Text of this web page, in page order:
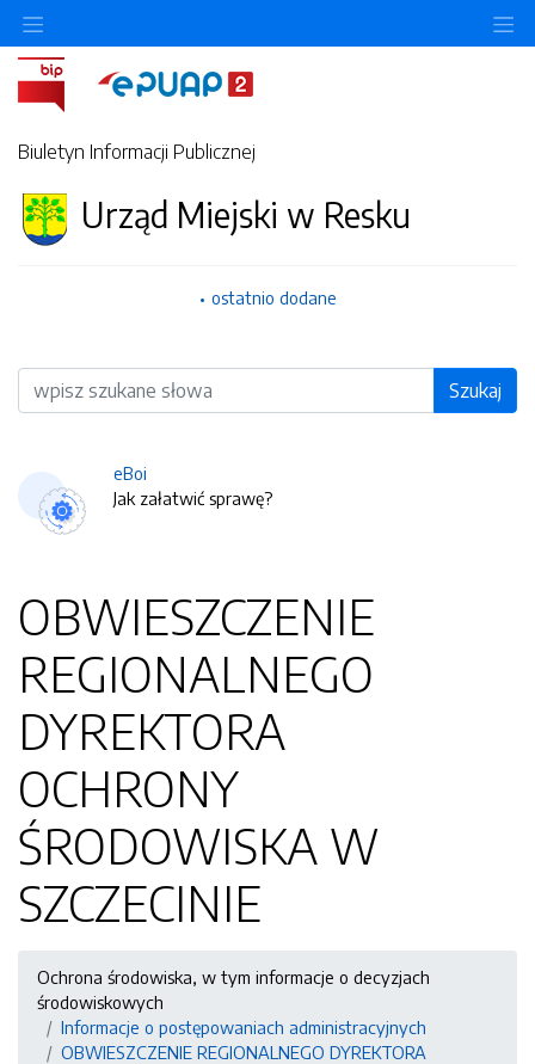
Biuletyn Informacji Publicznej
Urząd Miejski w Resku
ostatnio dodane
Wyszukiwarka Szukaj
eBoi
Jak załatwić sprawę?
OBWIESZCZENIE
REGIONALNEGO
DYREKTORA
OCHRONY
ŚRODOWISKA W
SZCZECINIE
Ochrona środowiska, w tym informacje o decyzjach
środowiskowych
Informacje o postępowaniach administracyjnych
OBWIESZCZENIE REGIONALNEGO DYREKTORA